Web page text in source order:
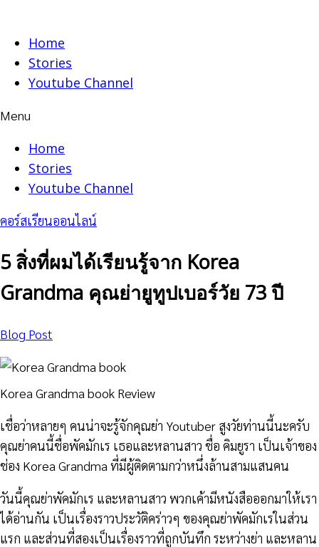
contentHome
Stories
Youtube Channel
Menu
Home
Stories
Youtube Channel
คอร์สเรียนออนไลน์
5 สิ่งที่ผมได้เรียนรู้จาก Korea
Grandma คุณย่ายูทูปเบอร์วัย 73 ปี
Blog Post
Korea Grandma book Review
เชื่อว่าหลายๆ คนน่าจะรู้จักคุณย่า Youtuber สูงวัยท่านนี้นะครับ
คุณย่าคนนี้ชื่อพัคมักเร เธอและหลานสาว ชื่อ คิมยูรา เป็นเจ้าของ
ช่อง Korea Grandma ที่มีผู้ติดตามกว่าหนึ่งล้านสามแสนคน
วันนี้คุณย่าพัคมักเร และหลานสาว พวกเค้ามีหนังสือออกมาให้เรา
ได้อ่านกัน เป็นเรื่องราวประวัติคร่าวๆ ของคุณย่าพัคมักเรในส่วน
แรก และส่วนที่สองเป็นเรื่องราวที่ถูกบันทึก ระหว่างย่า และหลาน